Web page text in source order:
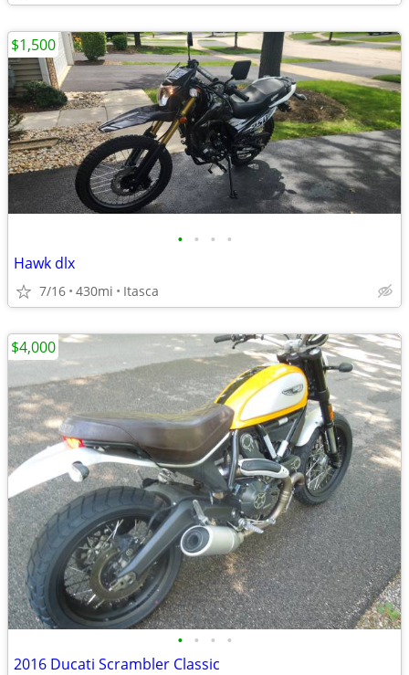
• • • •
Hawk dlx
7/16 430mi Itasca
$1,500
• • • •
2016 Ducati Scrambler Classic
$4,000